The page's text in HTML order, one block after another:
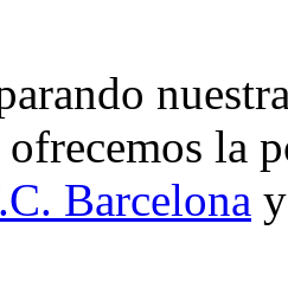
la
Barcelona